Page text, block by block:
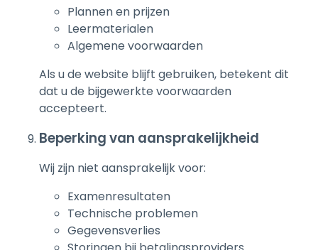
Plannen en prijzen
Leermaterialen
Algemene voorwaarden
Als u de website blijft gebruiken, betekent dit
dat u de bijgewerkte voorwaarden
accepteert.
Beperking van aansprakelijkheid
Wij zijn niet aansprakelijk voor:
Examenresultaten
Technische problemen
Gegevensverlies